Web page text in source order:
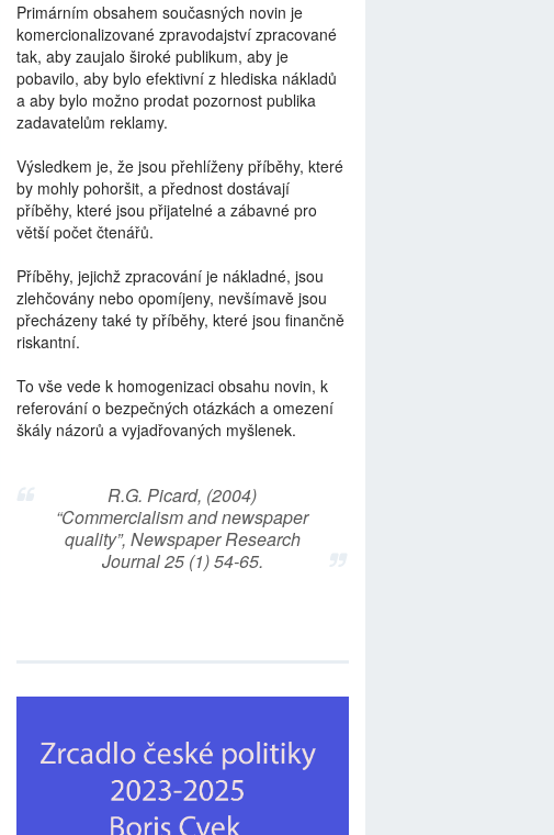
Primárním obsahem současných novin je
komercionalizované zpravodajství zpracované
tak, aby zaujalo široké publikum, aby je
pobavilo, aby bylo efektivní z hlediska nákladů
a aby bylo možno prodat pozornost publika
zadavatelům reklamy.
Výsledkem je, že jsou přehlíženy příběhy, které
by mohly pohoršit, a přednost dostávají
příběhy, které jsou přijatelné a zábavné pro
větší počet čtenářů.
Příběhy, jejichž zpracování je nákladné, jsou
zlehčovány nebo opomíjeny, nevšímavě jsou
přecházeny také ty příběhy, které jsou finančně
riskantní.
To vše vede k homogenizaci obsahu novin, k
referování o bezpečných otázkách a omezení
škály názorů a vyjadřovaných myšlenek.
R.G. Picard, (2004)
“Commercialism and newspaper
quality”, Newspaper Research
Journal 25 (1) 54-65.